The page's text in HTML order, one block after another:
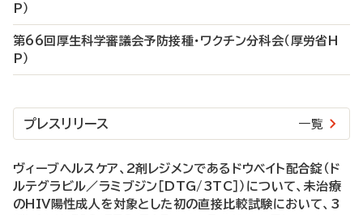
P）
第66回厚生科学審議会予防接種・ワクチン分科会（厚労省H
P）
プレスリリース 一覧
ヴィーブヘルスケア、2剤レジメンであるドウベイト配合錠（ド
ルテグラビル／ラミブジン［DTG/3TC］）について、未治療
のHIV陽性成人を対象とした初の直接比較試験において、3